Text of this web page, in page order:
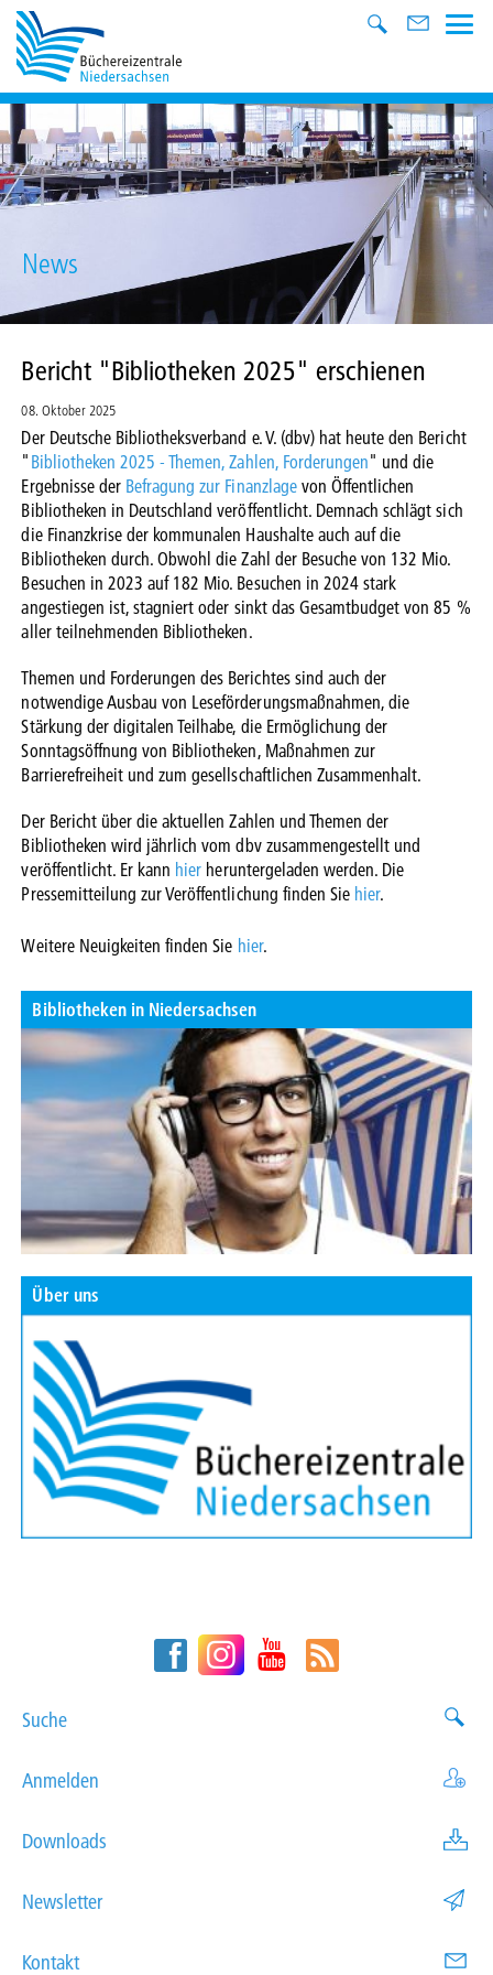
News
Bericht "Bibliotheken 2025" erschienen
08. Oktober 2025
Der Deutsche Bibliotheksverband e. V. (dbv) hat heute den Bericht
"Bibliotheken 2025 - Themen, Zahlen, Forderungen" und die
Ergebnisse der Befragung zur Finanzlagevon Öffentlichen
Bibliotheken in Deutschland veröffentlicht. Demnach schlägt sich
die Finanzkrise der kommunalen Haushalte auch auf die
Bibliotheken durch. Obwohl die Zahl der Besuche von 132 Mio.
Besuchen in 2023 auf 182 Mio. Besuchen in 2024 stark
angestiegen ist, stagniert oder sinkt das Gesamtbudget von 85 %
aller teilnehmenden Bibliotheken.
Themen und Forderungen des Berichtes sind auch der
notwendige Ausbau von Leseförderungsmaßnahmen, die
Stärkung der digitalen Teilhabe, die Ermöglichung der
Sonntagsöffnung von Bibliotheken, Maßnahmen zur
Barrierefreiheit und zum gesellschaftlichen Zusammenhalt.
Der Bericht über die aktuellen Zahlen und Themen der
Bibliotheken wird jährlich vom dbv zusammengestellt und
veröffentlicht. Er kann hier heruntergeladen werden. Die
Pressemitteilung zur Veröffentlichung finden Sie hier.
Weitere Neuigkeiten finden Sie hier.
Bibliotheken in Niedersachsen
Über uns
Suche
Anmelden
Downloads
Newsletter
Kontakt